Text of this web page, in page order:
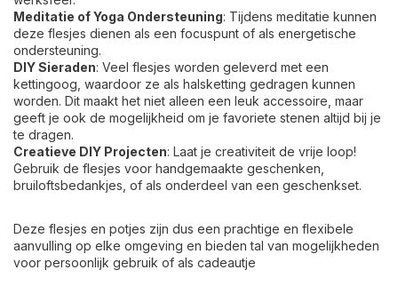
Meditatie of Yoga Ondersteuning: Tijdens meditatie kunnen
deze flesjes dienen als een focuspunt of als energetische
ondersteuning.
DIY Sieraden: Veel flesjes worden geleverd met een
kettingoog, waardoor ze als halsketting gedragen kunnen
worden. Dit maakt het niet alleen een leuk accessoire, maar
geeft je ook de mogelijkheid om je favoriete stenen altijd bij je
te dragen.
Creatieve DIY Projecten: Laat je creativiteit de vrije loop!
Gebruik de flesjes voor handgemaakte geschenken,
bruiloftsbedankjes, of als onderdeel van een geschenkset.
Deze flesjes en potjes zijn dus een prachtige en flexibele
aanvulling op elke omgeving en bieden tal van mogelijkheden
voor persoonlijk gebruik of als cadeautje